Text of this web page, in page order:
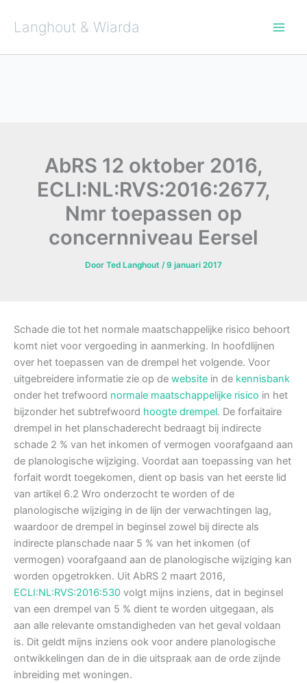
inhoudLanghout & Wiarda
AbRS 12 oktober 2016,
ECLI:NL:RVS:2016:2677,
Nmr toepassen op
concernniveau Eersel
Door Ted Langhout /9 januari 2017
Schade die tot het normale maatschappelijke risico behoort
komt niet voor vergoeding in aanmerking. In hoofdlijnen
over het toepassen van de drempel het volgende. Voor
uitgebreidere informatie zie op de website in de kennisbank
onder het trefwoord normale maatschappelijke risico in het
bijzonder het subtrefwoord hoogte drempel. De forfaitaire
drempel in het planschaderecht bedraagt bij indirecte
schade 2 % van het inkomen of vermogen voorafgaand aan
de planologische wijziging. Voordat aan toepassing van het
forfait wordt toegekomen, dient op basis van het eerste lid
van artikel 6.2 Wro onderzocht te worden of de
planologische wijziging in de lijn der verwachtingen lag,
waardoor de drempel in beginsel zowel bij directe als
indirecte planschade naar 5 % van het inkomen (of
vermogen) voorafgaand aan de planologische wijziging kan
worden opgetrokken. Uit AbRS 2 maart 2016,
ECLI:NL:RVS:2016:530 volgt mijns inziens, dat in beginsel
van een drempel van 5 % dient te worden uitgegaan, als
aan alle relevante omstandigheden van het geval voldaan
is. Dit geldt mijns inziens ook voor andere planologische
ontwikkelingen dan de in die uitspraak aan de orde zijnde
inbreiding met woningen.